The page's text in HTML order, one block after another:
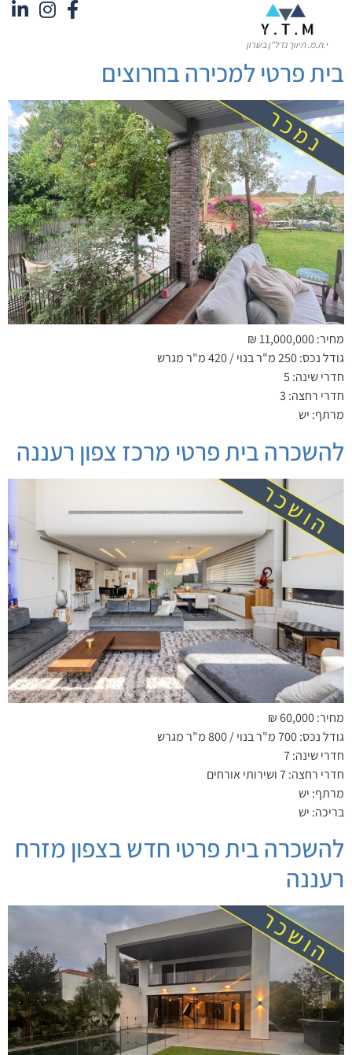
י.ת.מ. תיווך נדל"ן בשרון
בית פרטי למכירה בחרוצים
מחיר: 11,000,000 ₪
גודל נכס: 250 מ"ר בנוי / 420 מ"ר מגרש
חדרי שינה: 5
חדרי רחצה: 3
מרתף: יש
להשכרה בית פרטי מרכז צפון רעננה
מחיר: 60,000 ₪
גודל נכס: 700 מ"ר בנוי / 800 מ"ר מגרש
חדרי שינה: 7
חדרי רחצה: 7 ושירותי אורחים
מרתף: יש
בריכה: יש
להשכרה בית פרטי חדש בצפון מזרח
רעננה